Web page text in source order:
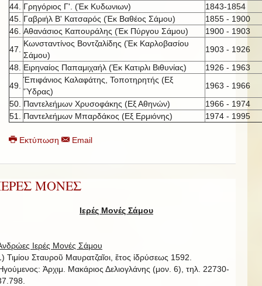
44. Γρηγόριος Γ'. (Έκ Κυδωνιων)
1843-1854
45. Γαβριήλ Β' Κατσαρός (Έκ Βαθέος Σάμου)
1855 - 1900
46. Αθανάσιος Καπουράλης (Έκ Πύργου Σάμου)
1900 - 1903
47.
Κωνσταντίνος Βοντζαλίδης (Έκ Καρλοβασίου
Σάμου)
1903 - 1926
48.
Ειρηναίος Παπαμιχαήλ (Έκ Κατιρλι Βιθυνίας)
1926 - 1963
49.
Έπιφάνιος Καλαφάτης, Τοποτηρητής (Εξ
'Ύδρας)
1963 - 1966
50. Παντελεήμων Χρυσοφάκης (Εξ Αθηνών)
1966 - 1974
51.
Παντελεήμων Μπαρδάκος (Εξ Ερμιόνης) 1974 - 1995
Εκτύπωση Email
ΜΟΝΕΣ
Ιερές Μονές Σάμου
Ιερές Μονές Σάμου
Τιμίου Σταυροῦ Μαυρατζαῖοι, ἔτος ἱδρύσεως 1592.
Ἀρχιμ. Μακάριος Δελιογλάνης (μον. 6), τηλ. 22730-